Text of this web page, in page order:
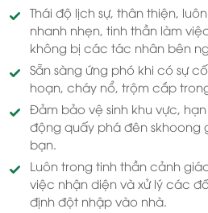
Thái độ lịch sự, thân thiện,
nhanh nhẹn, tinh thần làm
không bị các tác nhân bên
Sẵn sàng ứng phó khi có sự
hoạn, cháy nổ, trộm cắp
Đảm bảo vệ sinh khu vực,
động quấy phá đên skhoong
bạn.
Luôn trong tinh thần cảnh
việc nhận diện và xử lý các
định đột nhập vào nhà.